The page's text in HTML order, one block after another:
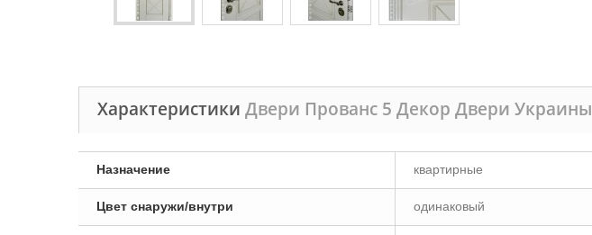
Характеристики Двери Прованс 5 Декор Двери Украины
Назначение квартирные
Цвет снаружи/внутри одинаковый